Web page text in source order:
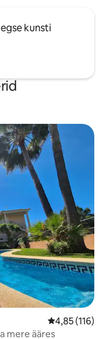
kunsti
Keskmine
4,85 (116)
mere ääres